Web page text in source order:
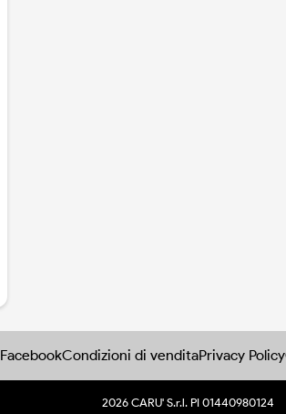
FacebookCondizioni di venditaPrivacy Policy
2026 CARU' S.r.l. PI 01440980124